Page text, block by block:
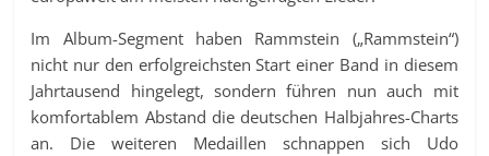
Im Album-Segment haben Rammstein („Rammstein“)
nicht nur den erfolgreichsten Start einer Band in diesem
Jahrtausend hingelegt, sondern führen nun auch mit
komfortablem Abstand die deutschen Halbjahres-Charts
an. Die weiteren Medaillen schnappen sich Udo